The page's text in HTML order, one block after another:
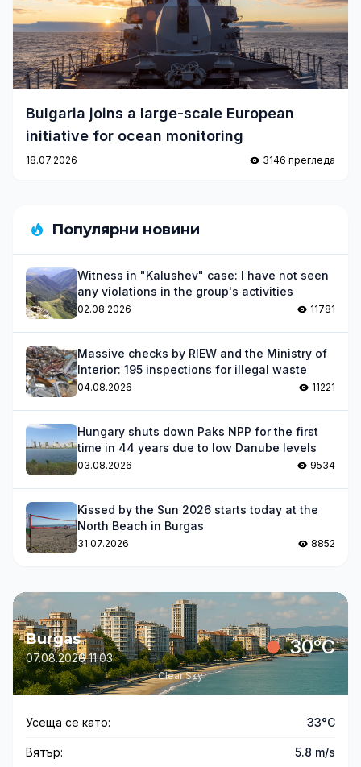
Bulgaria joins a large-scale European
initiative for ocean monitoring
18.07.2026 3146 прегледа
Популярни новини
Witness in "Kalushev" case: I have not seen
any violations in the group's activities
02.08.2026 11781
Massive checks by RIEW and the Ministry of
Interior: 195 inspections for illegal waste
04.08.2026 11221
Hungary shuts down Paks NPP for the first
time in 44 years due to low Danube levels
03.08.2026 9534
Kissed by the Sun 2026 starts today at the
North Beach in Burgas
31.07.2026 8852
Burgas
07.08.2026 11:03 30°C
Clear Sky
Усеща се като: 33°C
Вятър: 5.8 m/s